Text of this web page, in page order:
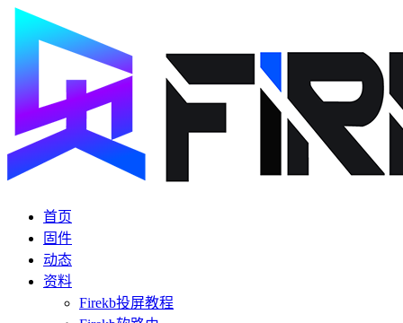
首页
固件
动态
资料
Firekb投屏教程